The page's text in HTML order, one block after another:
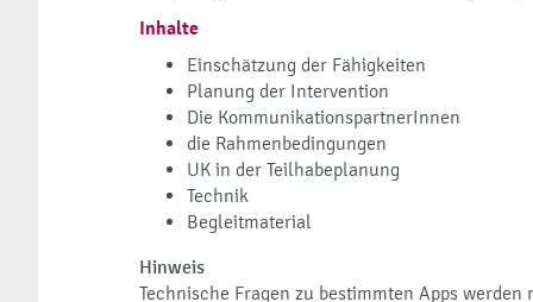
Inhalte
Einschätzung der Fähigkeiten
Planung der Intervention
Die KommunikationspartnerInnen
die Rahmenbedingungen
UK in der Teilhabeplanung
Technik
Begleitmaterial
Hinweis
Technische Fragen zu bestimmten Apps